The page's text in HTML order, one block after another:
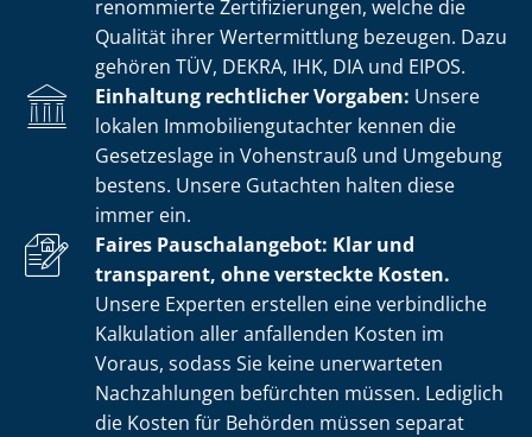
renommierte Zer­ti­fi­zie­run­gen, welche die
Qualität ihrer Wertermittlung bezeugen. Dazu
gehören TÜV, DEKRA, IHK, DIA und EIPOS.
Einhaltung rechtlicher Vorgaben: Unsere
lokalen Im­mo­bi­li­en­gut­ach­ter kennen die
Gesetzeslage in Vohenstrauß und Umgebung
bestens. Unsere Gutachten halten diese
immer ein.
Faires Pauschalangebot: Klar und
transparent, ohne versteckte Kosten.
Unsere Experten erstellen eine verbindliche
Kalkulation aller anfallenden Kosten im
Voraus, sodass Sie keine unerwarteten
Nachzahlungen befürchten müssen. Lediglich
die Kosten für Behörden müssen separat